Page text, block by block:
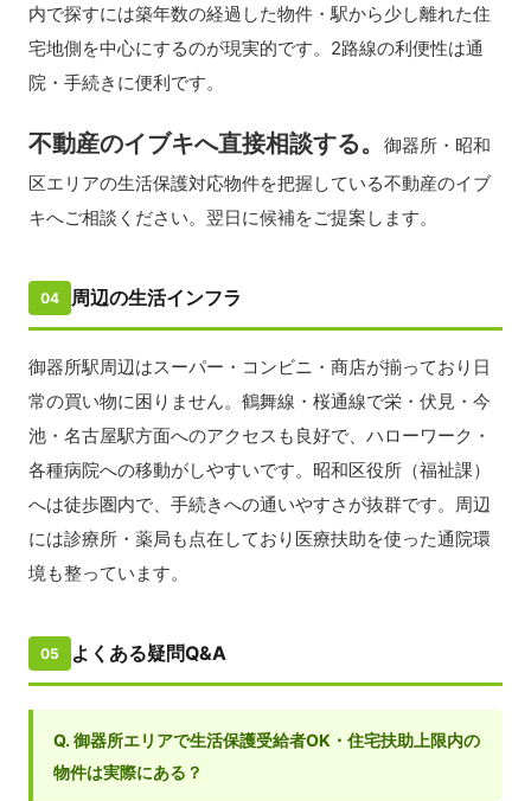
内で探すには築年数の経過した物件・駅から少し離れた住
宅地側を中心にするのが現実的です。2路線の利便性は通
院・手続きに便利です。
不動産のイブキへ直接相談する。御器所・昭和
区エリアの生活保護対応物件を把握している不動産のイブ
キへご相談ください。翌日に候補をご提案します。
04 周辺の生活インフラ
御器所駅周辺はスーパー・コンビニ・商店が揃っており日
常の買い物に困りません。鶴舞線・桜通線で栄・伏見・今
池・名古屋駅方面へのアクセスも良好で、ハローワーク・
各種病院への移動がしやすいです。昭和区役所（福祉課）
へは徒歩圏内で、手続きへの通いやすさが抜群です。周辺
には診療所・薬局も点在しており医療扶助を使った通院環
境も整っています。
05 よくある疑問Q&A
Q. 御器所エリアで生活保護受給者OK・住宅扶助上限内の
物件は実際にある？